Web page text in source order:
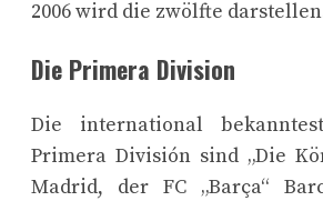
2006 wird die zwölfte
Die Primera Division
Die international
Primera División sind „Die
Madrid, der FC „Barça“